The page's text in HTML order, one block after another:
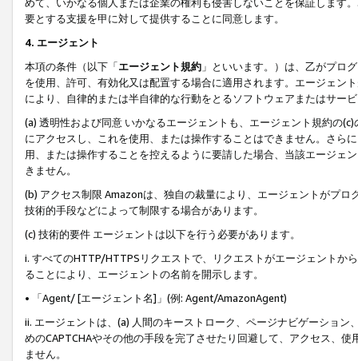
要とする支援を甲に対して提供することに同意します。
4. エージェント
本項の条件（以下「エージェント規約 」といいます。）は、乙がプロ
を使用、許可、有効化又は配置する場合に適用されます。エージェン
により、自律的または半自律的な行動をとるソフトウェアまたはサー
(a) 透明性および同意 いかなるエージェントも、エージェント規約の
にアクセスし、これを使用、または操作することはできません。さら
用、または操作することを控えるように要請した場合、当該エージェ
きません。
(b) アクセス制限 Amazonは、独自の裁量により、エージェントがプ
技術的手段などによって制限する場合があります。
(c) 技術的要件 エージェントは以下を行う必要があります。
i. すべてのHTTP/HTTPSリクエストで、リクエストがエージェントか
ることにより、エージェントの名前を開示します。
• 「Agent/ [エージェント名]」(例: Agent/AmazonAgent)
ii. エージェントは、(a) 人間のキーストローク、ページナビゲーショ
めのCAPTCHAやその他の手段を完了させたり回避して、アクセス、
ません。